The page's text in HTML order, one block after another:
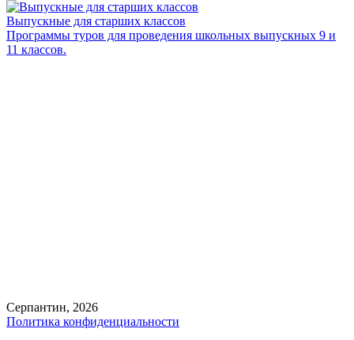
Выпускные для старших классов
Программы туров для проведения школьных выпускных 9 и
11 классов.
Серпантин, 2026
Политика конфиденциальности